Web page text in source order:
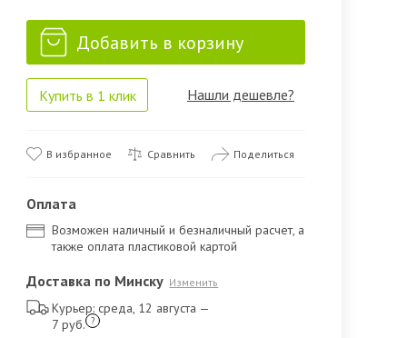
Добавить в корзину
Купить в 1 клик Нашли дешевле?
В избранное Сравнить Поделиться
Оплата
Возможен наличный и безналичный расчет, а
также оплата пластиковой картой
Доставка по Минску Изменить
Курьер: среда, 12 августа —
7 руб. ?